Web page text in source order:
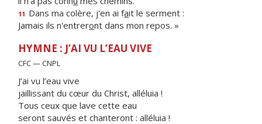
11 Dans ma colère, j'en ai fait le serment :
Jamais ils n'entreront dans mon repos. »
HYMNE : J’AI VU L’EAU VIVE
CFC — CNPL
J’ai vu l’eau vive
jaillissant du cœur du Christ, alléluia !
Tous ceux que lave cette eau
seront sauvés et chanteront : alléluia !